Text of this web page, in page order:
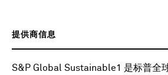
提供商信息
S&P Global Sustainable1 是标普全